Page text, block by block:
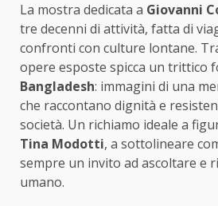
La mostra dedicata a Giovanni
tre decenni di attività, fatta di
confronti con culture lontane.
opere esposte spicca un trittico
Bangladesh: immagini di una
che raccontano dignità e
società. Un richiamo ideale a
Tina Modotti, a sottolineare
sempre un invito ad ascoltare e
umano.